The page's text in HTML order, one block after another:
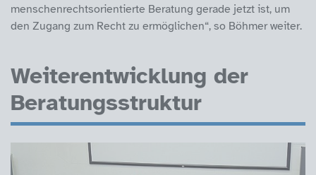
menschenrechtsorientierte Beratung gerade jetzt ist, um
den Zugang zum Recht zu ermöglichen“, so Böhmer weiter.
Weiterentwicklung der
Beratungsstruktur